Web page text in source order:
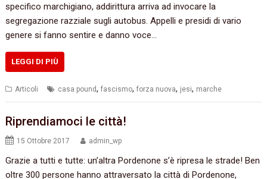
specifico marchigiano, addirittura arriva ad invocare la
segregazione razziale sugli autobus. Appelli e presidi di vario
genere si fanno sentire e danno voce…
LEGGI DI PIÙ
Articoli casa pound,fascismo,forza nuova, jesi, marche
Riprendiamoci le città!
15 Ottobre 2017 admin_wp
Grazie a tutti e tutte: un’altra Pordenone s’è ripresa le strade! Ben
oltre 300 persone hanno attraversato la città di Pordenone,